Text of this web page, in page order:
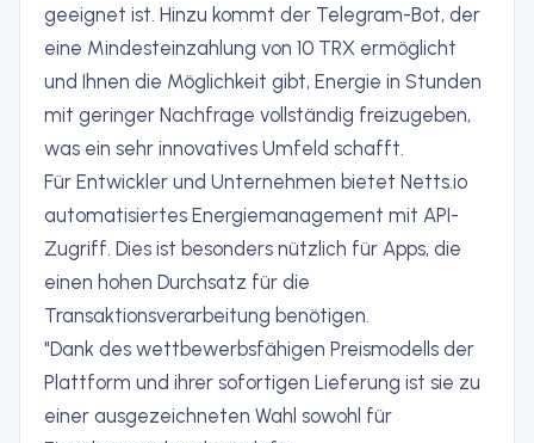
geeignet ist. Hinzu kommt der Telegram-Bot, der
eine Mindesteinzahlung von 10 TRX ermöglicht
und Ihnen die Möglichkeit gibt, Energie in Stunden
mit geringer Nachfrage vollständig freizugeben,
was ein sehr innovatives Umfeld schafft.
Für Entwickler und Unternehmen bietet Netts.io
automatisiertes Energiemanagement mit API-
Zugriff. Dies ist besonders nützlich für Apps, die
einen hohen Durchsatz für die
Transaktionsverarbeitung benötigen.
"Dank des wettbewerbsfähigen Preismodells der
Plattform und ihrer sofortigen Lieferung ist sie zu
einer ausgezeichneten Wahl sowohl für